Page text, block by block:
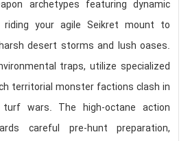
archetypes featuring dynamic
riding your agile Seikret mount to
desert storms and lush oases.
traps, utilize specialized
territorial monster factions clash in
turf wars. The high-octane action
careful pre-hunt preparation,